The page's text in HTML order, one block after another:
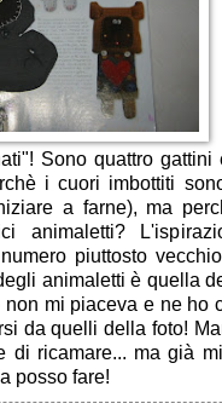
Sono quattro gattini
i cuori imbottiti
a farne), ma
animaletti?
piuttosto
animaletti è quella
mi piaceva e ne ho
da quelli della foto!
di ricamare... ma già
posso fare!